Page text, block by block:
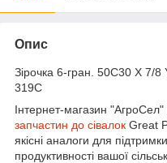
Опис
Зірочка 6-гран. 50C30 X 7/
319C
Інтернет-магазин
запчастин до сівалок Great
якісні аналоги для
продуктивності вашої